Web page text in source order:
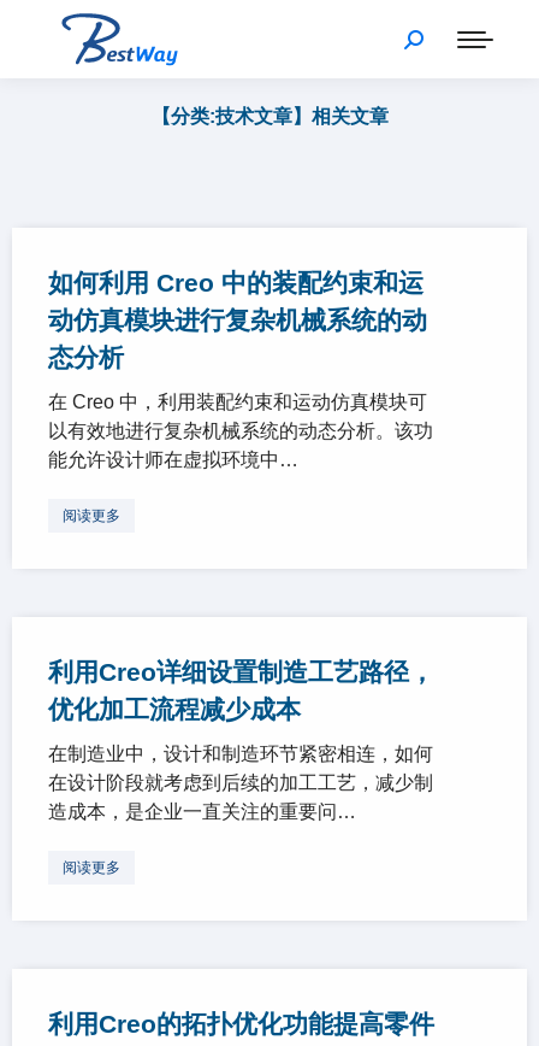
【分类:技术文章】相关文章
如何利用 Creo 中的装配约束和运
动仿真模块进行复杂机械系统的动
态分析
在 Creo 中，利用装配约束和运动仿真模块可
以有效地进行复杂机械系统的动态分析。该功
能允许设计师在虚拟环境中…
阅读更多
利用Creo详细设置制造工艺路径，
优化加工流程减少成本
在制造业中，设计和制造环节紧密相连，如何
在设计阶段就考虑到后续的加工工艺，减少制
造成本，是企业一直关注的重要问…
阅读更多
利用Creo的拓扑优化功能提高零件